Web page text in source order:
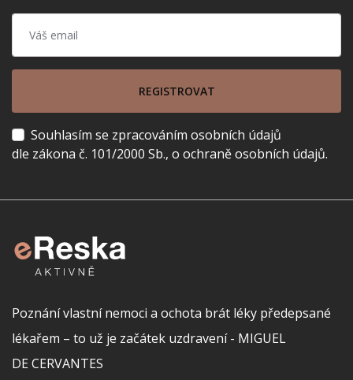
REGISTROVAT
Souhlasím se zpracováním osobních údajů
dle zákona č. 101/2000 Sb., o ochraně osobních údajů.
Poznání vlastní nemoci a ochota brát léky předepsané
lékařem – to už je začátek uzdravení - MIGUEL
DE CERVANTES